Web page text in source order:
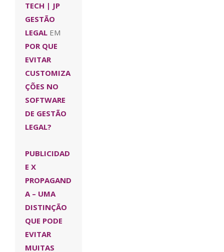
TECH | JP
GESTÃO
LEGAL EM
POR QUE
EVITAR
CUSTOMIZA
ÇÕES NO
SOFTWARE
DE GESTÃO
LEGAL?
PUBLICIDAD
E X
PROPAGAND
A – UMA
DISTINÇÃO
QUE PODE
EVITAR
MUITAS